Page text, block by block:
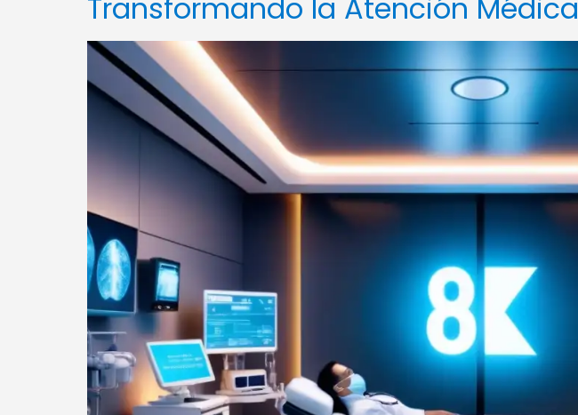
Transformando la Atención Médica